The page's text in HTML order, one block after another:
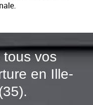
tous vos
en Ille-